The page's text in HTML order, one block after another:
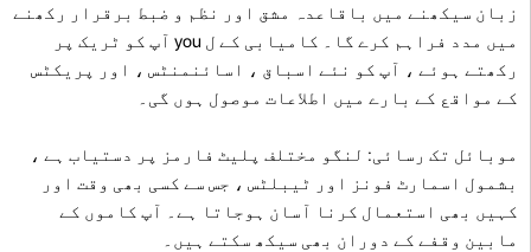
زبان سیکھنے میں باقاعدہ مشق اور نظم و ضبط برقرار رکھنے
میں مدد فراہم کرے گا۔ کامیابی کے ل you آپ کو ٹریک پر
رکھتے ہوئے ، آپ کو نئے اسباق ، اسائنمنٹس ، اور پریکٹس
کے مواقع کے بارے میں اطلاعات موصول ہوں گی۔
موبائل تک رسائی: لنگو مختلف پلیٹ فارمز پر دستیاب ہے ،
بشمول اسمارٹ فونز اور ٹیبلٹس ، جس سے کسی بھی وقت اور
کہیں بھی استعمال کرنا آسان ہوجاتا ہے۔ آپ کاموں کے
مابین وقفے کے دوران بھی سیکھ سکتے ہیں۔